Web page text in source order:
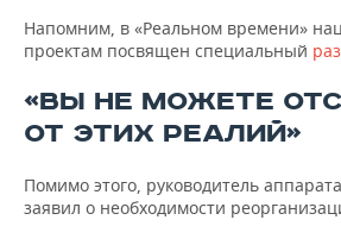
Напомним, в «Реальном времени»
проектам посвящен специальный
«ВЫ НЕ МОЖЕТЕ
ОТ ЭТИХ РЕАЛИЙ»
Помимо этого, руководитель
заявил о необходимости